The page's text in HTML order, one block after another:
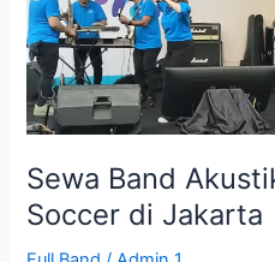
Sewa Band
Soccer di Jakarta
Pertandingan
Soccer
di
Jakarta